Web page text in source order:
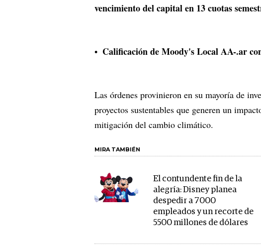
vencimiento del capital en 13 cuotas
Calificación de Moody's Local AA-.ar
Las órdenes provinieron en su mayoría de
proyectos sustentables que generen un
mitigación del cambio climático.
MIRA TAMBIÉN
El contundente fin de la
alegría: Disney planea
despedir a 7000
empleados y un recorte de
5500 millones de dólares